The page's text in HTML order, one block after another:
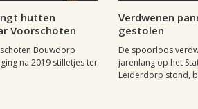
hutten
Voorschoten
Bouwdorp
na 2019 stilletjes ter
Verdwenen
gestolen
De spoorloos
jarenlang op het
Leiderdorp stond,